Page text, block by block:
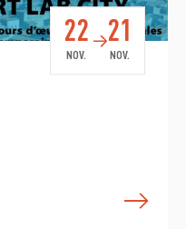
22
NOV.
21
NOV.